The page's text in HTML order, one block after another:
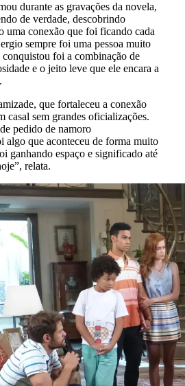
durante as gravações da novela,
de verdade, descobrindo
uma conexão que foi ficando cada
sempre foi uma pessoa muito
foi a combinação de
e o jeito leve que ele encara a
que fortaleceu a conexão
casal sem grandes oficializações.
pedido de namoro
algo que aconteceu de forma muito
ganhando espaço e significado até
relata.